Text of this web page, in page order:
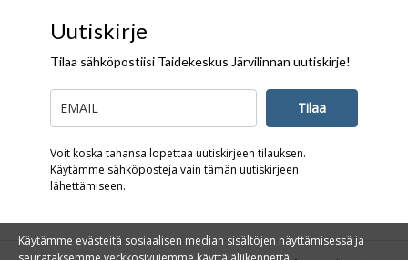
Uutiskirje
Tilaa sähköpostiisi Taidekeskus Järvilinnan uutiskirje!
Tilaa
Voit koska tahansa lopettaa uutiskirjeen tilauksen.
Käytämme sähköposteja vain tämän uutiskirjeen
lähettämiseen.
Käytämme evästeitä sosiaalisen median sisältöjen näyttämisessä ja